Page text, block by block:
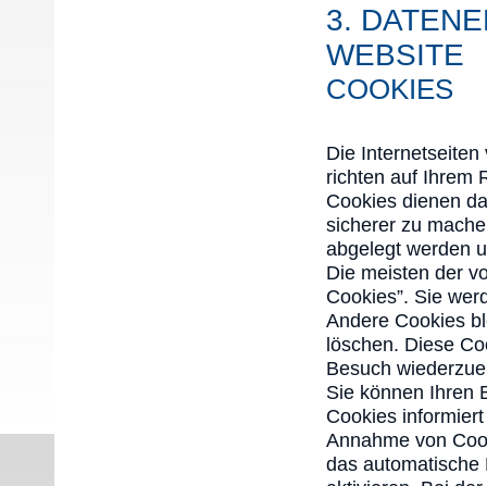
3.
WEBSITE
COOKIES
Die
richten auf Ihrem
Cookies dienen
sicherer zu
abgelegt werden
Die meisten der
Cookies”. Sie
Andere Cookies
löschen. Diese
Besuch
Sie können Ihren
Cookies
Annahme von
das automatische